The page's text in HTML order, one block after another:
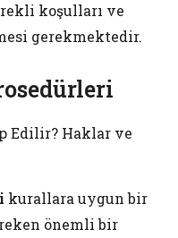
koşulları ve
gerekmektedir.
Edilir? Haklar ve
kurallara uygun bir
önemli bir